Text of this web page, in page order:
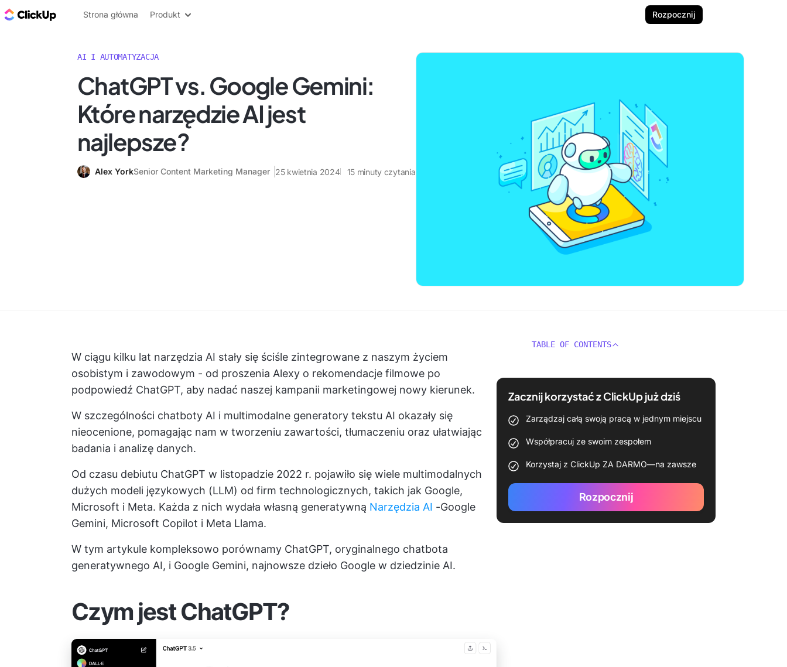
ClickUp Blog
Strona główna Produkt Rozpocznij
AI I AUTOMATYZACJA
ChatGPT vs. Google Gemini:
Które narzędzie AI jest
najlepsze?
Alex YorkSenior Content Marketing Manager 25 kwietnia 2024 15 minuty czytania
W ciągu kilku lat narzędzia AI stały się ściśle zintegrowane z naszym życiem
osobistym i zawodowym - od proszenia Alexy o rekomendacje filmowe po
podpowiedź ChatGPT, aby nadać naszej kampanii marketingowej nowy kierunek.
W szczególności chatboty AI i multimodalne generatory tekstu AI okazały się
nieocenione, pomagając nam w tworzeniu zawartości, tłumaczeniu oraz ułatwiając
badania i analizę danych.
Od czasu debiutu ChatGPT w listopadzie 2022 r. pojawiło się wiele multimodalnych
dużych modeli językowych (LLM) od firm technologicznych, takich jak Google,
Microsoft i Meta. Każda z nich wydała własną generatywną Narzędzia AI -Google
Gemini, Microsoft Copilot i Meta Llama.
W tym artykule kompleksowo porównamy ChatGPT, oryginalnego chatbota
generatywnego AI, i Google Gemini, najnowsze dzieło Google w dziedzinie AI.
Czym jest ChatGPT?
TABLE OF CONTENTS
Zacznij korzystać z ClickUp już dziś
Zarządzaj całą swoją pracą w jednym miejscu
Współpracuj ze swoim zespołem
Korzystaj z ClickUp ZA DARMO—na zawsze
Rozpocznij